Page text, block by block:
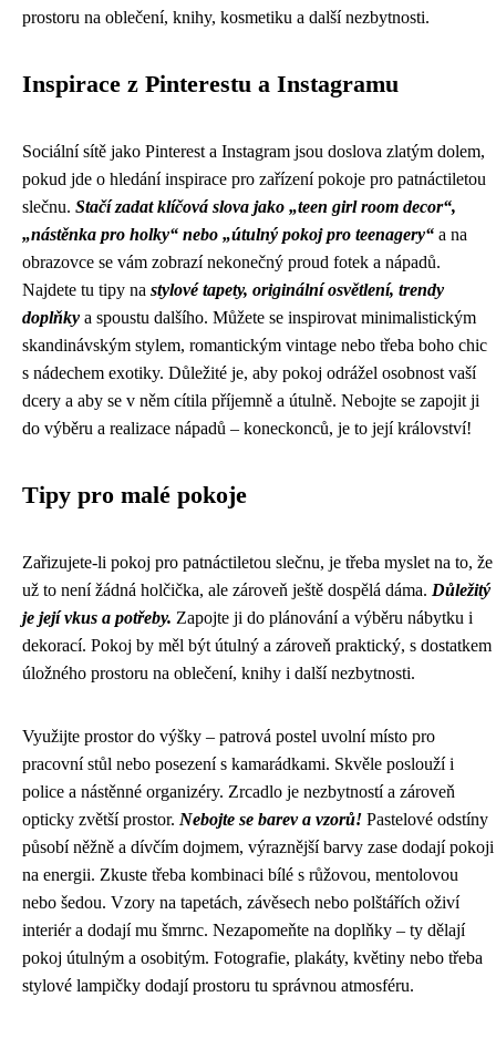
prostoru na oblečení, knihy, kosmetiku a další nezbytnosti.
Inspirace z Pinterestu a Instagramu
Sociální sítě jako Pinterest a Instagram jsou doslova zlatým dolem,
pokud jde o hledání inspirace pro zařízení pokoje pro patnáctiletou
slečnu. Stačí zadat klíčová slova jako „teen girl room decor“,
„nástěnka pro holky“ nebo „útulný pokoj pro teenagery“ a na
obrazovce se vám zobrazí nekonečný proud fotek a nápadů.
Najdete tu tipy na stylové tapety, originální osvětlení, trendy
doplňky a spoustu dalšího. Můžete se inspirovat minimalistickým
skandinávským stylem, romantickým vintage nebo třeba boho chic
s nádechem exotiky. Důležité je, aby pokoj odrážel osobnost vaší
dcery a aby se v něm cítila příjemně a útulně. Nebojte se zapojit ji
do výběru a realizace nápadů – koneckonců, je to její království!
Tipy pro malé pokoje
Zařizujete-li pokoj pro patnáctiletou slečnu, je třeba myslet na to, že
už to není žádná holčička, ale zároveň ještě dospělá dáma. Důležitý
je její vkus a potřeby. Zapojte ji do plánování a výběru nábytku i
dekorací. Pokoj by měl být útulný a zároveň praktický, s dostatkem
úložného prostoru na oblečení, knihy i další nezbytnosti.
Využijte prostor do výšky – patrová postel uvolní místo pro
pracovní stůl nebo posezení s kamarádkami. Skvěle poslouží i
police a nástěnné organizéry. Zrcadlo je nezbytností a zároveň
opticky zvětší prostor. Nebojte se barev a vzorů! Pastelové odstíny
působí něžně a dívčím dojmem, výraznější barvy zase dodají pokoji
na energii. Zkuste třeba kombinaci bílé s růžovou, mentolovou
nebo šedou. Vzory na tapetách, závěsech nebo polštářích oživí
interiér a dodají mu šmrnc. Nezapomeňte na doplňky – ty dělají
pokoj útulným a osobitým. Fotografie, plakáty, květiny nebo třeba
stylové lampičky dodají prostoru tu správnou atmosféru.